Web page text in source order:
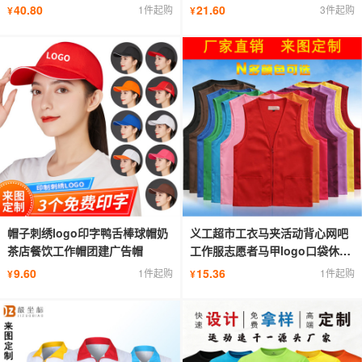
批发
¥40.80 1件起购 印字刺绣
¥21.60 3件起购
帽子刺绣logo印字鸭舌棒球帽奶
茶店餐饮工作帽团建广告帽
¥9.60 1件起购
义工超市工衣马夹活动背心网吧
工作服志愿者马甲logo口袋休闲
工装
¥15.36 1件起购